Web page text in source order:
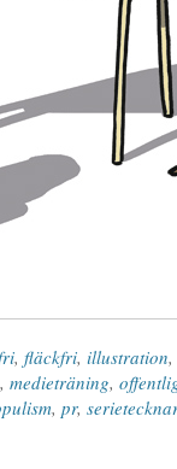
, fläckfri, illustration,
, medieträning,
, pr,